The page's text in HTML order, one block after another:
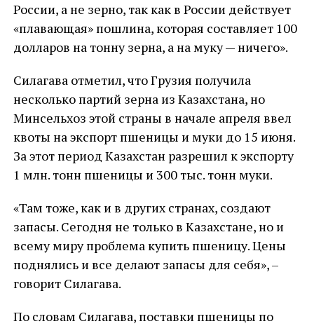
России, а не зерно, так как в России действует
«плавающая» пошлина, которая составляет 100
долларов на тонну зерна, а на муку — ничего».
Силагава отметил, что Грузия получила
несколько партий зерна из Казахстана, но
Минсельхоз этой страны в начале апреля ввел
квоты на экспорт пшеницы и муки до 15 июня.
За этот период Казахстан разрешил к экспорту
1 млн. тонн пшеницы и 300 тыс. тонн муки.
«Там тоже, как и в других странах, создают
запасы. Сегодня не только в Казахстане, но и
всему миру проблема купить пшеницу. Цены
поднялись и все делают запасы для себя», –
говорит Силагава.
По словам Силагава, поставки пшеницы по